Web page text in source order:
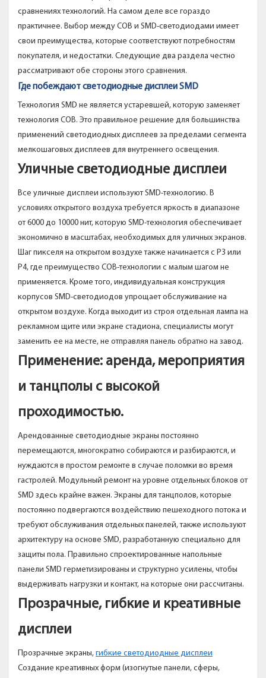
сравнениях технологий. На самом деле все гораздо
практичнее. Выбор между COB и SMD-светодиодами имеет
свои преимущества, которые соответствуют потребностям
покупателя, и недостатки. Следующие два раздела честно
рассматривают обе стороны этого сравнения.
Где побеждают светодиодные дисплеи SMD
Технология SMD не является устаревшей, которую заменяет
технология COB. Это правильное решение для большинства
применений светодиодных дисплеев за пределами сегмента
мелкошаговых дисплеев для внутреннего освещения.
Уличные светодиодные дисплеи
Все уличные дисплеи используют SMD-технологию. В
условиях открытого воздуха требуется яркость в диапазоне
от 6000 до 10000 нит, которую SMD-технология обеспечивает
экономично в масштабах, необходимых для уличных экранов.
Шаг пикселя на открытом воздухе также начинается с P3 или
P4, где преимущество COB-технологии с малым шагом не
применяется. Кроме того, индивидуальная конструкция
корпусов SMD-светодиодов упрощает обслуживание на
открытом воздухе. Когда выходит из строя отдельная лампа на
рекламном щите или экране стадиона, специалисты могут
заменить ее на месте, не отправляя панель обратно на завод.
Применение: аренда, мероприятия
и танцполы с высокой
проходимостью.
Арендованные светодиодные экраны постоянно
перемещаются, многократно собираются и разбираются, и
нуждаются в простом ремонте в случае поломки во время
гастролей. Модульный ремонт на уровне отдельных блоков от
SMD здесь крайне важен. Экраны для танцполов, которые
постоянно подвергаются воздействию пешеходного потока и
требуют обслуживания отдельных панелей, также используют
архитектуру на основе SMD, разработанную специально для
защиты пола. Правильно спроектированные напольные
панели SMD герметизированы и структурно усилены, чтобы
выдерживать нагрузки и контакт, на которые они рассчитаны.
Прозрачные, гибкие и креативные
дисплеи
Прозрачные экраны, гибкие светодиодные дисплеи
Создание креативных форм (изогнутые панели, сферы,